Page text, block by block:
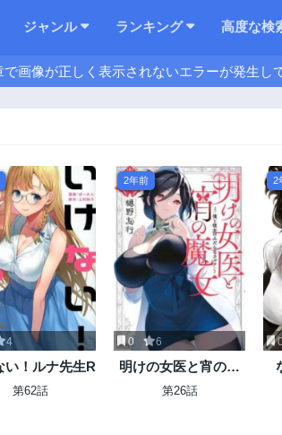
ジャンル ランキング 高度な検
で画像が正しく表示されないエラーが発生し
4
い！ルナ先生R
第62話
2年前
0 6
明けの女医と宵の魔
女～僕と彼女のみだ
第26話
2